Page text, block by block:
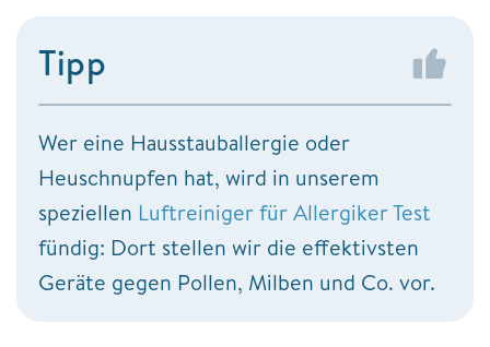
Tipp
Wer eine Hausstauballergie oder
Heuschnupfen hat, wird in unserem
speziellen Luftreiniger für Allergiker Test
fündig: Dort stellen wir die effektivsten
Geräte gegen Pollen, Milben und Co. vor.